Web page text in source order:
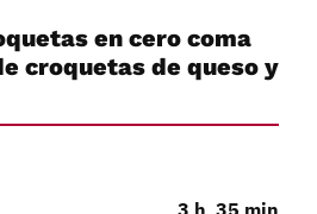
en cero coma
croquetas de queso y
3 h 35 min